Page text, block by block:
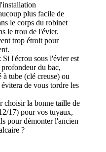
plus facile de
le corps du robinet
le trou de l'évier.
trop étroit pour
Si l'écrou sous l'évier est
du bac,
à tube (clé creuse) ou
de vous tordre les
choisir la bonne taille de
17) pour vos tuyaux,
pour démonter l'ancien
?